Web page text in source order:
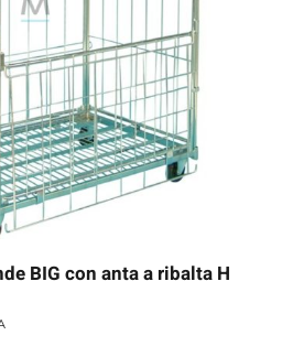
BIG con anta a ribalta H